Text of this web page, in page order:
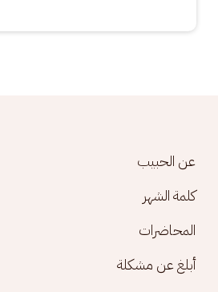
Footer menu
عن الحبيب
كلمة الشهر
المحاضرات
أبلغ عن مشكلة